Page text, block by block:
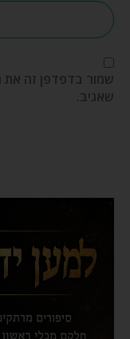
שמור בדפדפן זה
שאגיב.